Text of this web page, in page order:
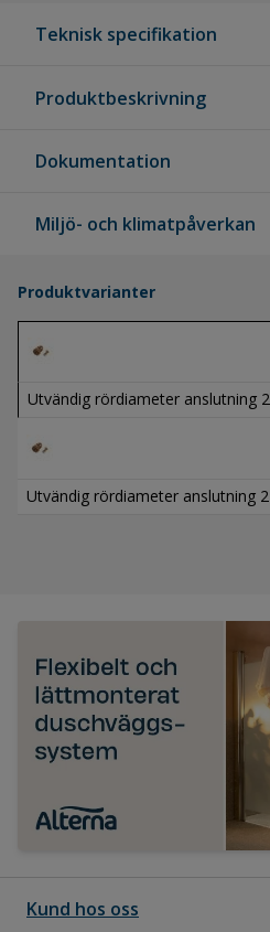
Teknisk specifikation
Produktbeskrivning
Dokumentation
Miljö- och klimatpåverkan
Produktvarianter
Utvändig rördiameter anslutning 2
Utvändig rördiameter anslutning 2
Kund hos oss